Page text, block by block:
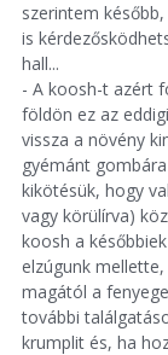
szerintem
is
hall...
- A koosh-t azért
földön ez az
vissza a növény
gyémánt
kikötésük, hogy
vagy körülírva)
koosh a
elzúgunk
magától a
további
krumplit és, ha